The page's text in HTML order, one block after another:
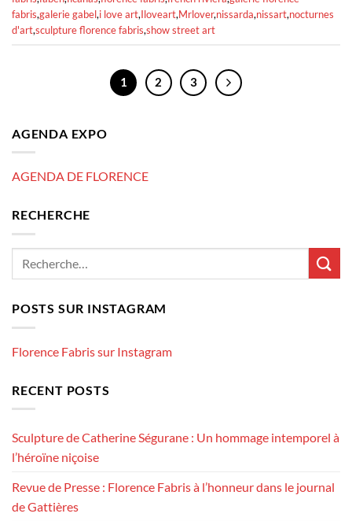
fabris,galerie gabel,i love art,Iloveart,Mrlover,nissarda,nissart,nocturnes
d'art,sculpture florence fabris,show street art
1 2 3
AGENDA EXPO
AGENDA DE FLORENCE
RECHERCHE
POSTS SUR INSTAGRAM
Florence Fabris sur Instagram
RECENT POSTS
Sculpture de Catherine Ségurane : Un hommage intemporel à
l’héroïne niçoise
Revue de Presse : Florence Fabris à l’honneur dans le journal
de Gattières